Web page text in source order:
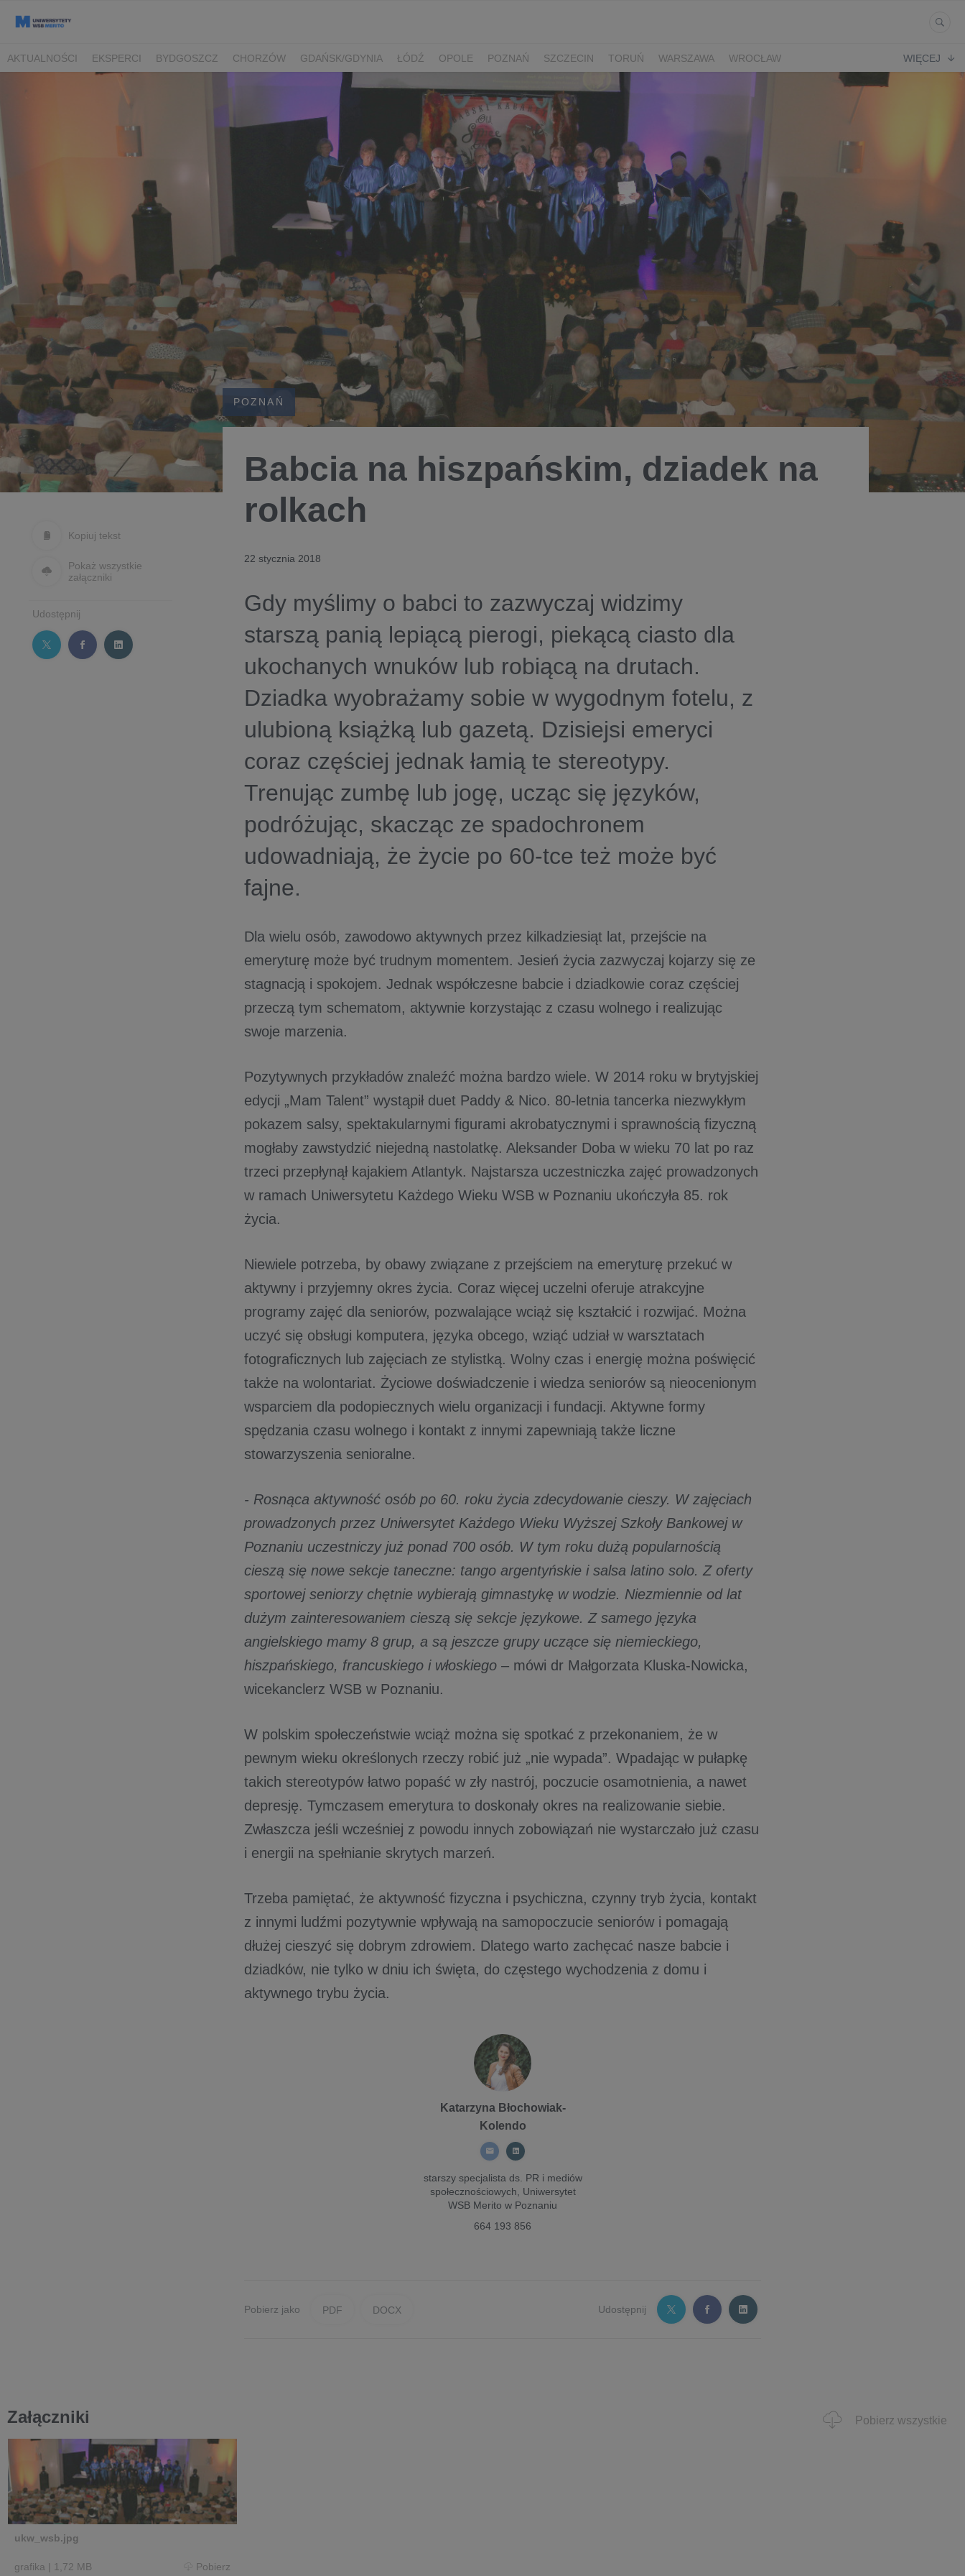
AKTUALNOŚCI EKSPERCI BYDGOSZCZ CHORZÓW GDAŃSK/GDYNIA ŁÓDŹ OPOLE POZNAŃ SZCZECIN TORUŃ WARSZAWA
WROCŁAW
WIĘCEJ
Kopiuj tekst
Pokaż wszystkie
załączniki
Udostępnij
POZNAŃ
Babcia na hiszpańskim, dziadek na
rolkach
22 stycznia 2018
Gdy myślimy o babci to zazwyczaj widzimy
starszą panią lepiącą pierogi, piekącą ciasto dla
ukochanych wnuków lub robiącą na drutach.
Dziadka wyobrażamy sobie w wygodnym fotelu, z
ulubioną książką lub gazetą. Dzisiejsi emeryci
coraz częściej jednak łamią te stereotypy.
Trenując zumbę lub jogę, ucząc się języków,
podróżując, skacząc ze spadochronem
udowadniają, że życie po 60-tce też może być
fajne.
Dla wielu osób, zawodowo aktywnych przez kilkadziesiąt lat, przejście na
emeryturę może być trudnym momentem. Jesień życia zazwyczaj kojarzy się ze
stagnacją i spokojem. Jednak współczesne babcie i dziadkowie coraz częściej
przeczą tym schematom, aktywnie korzystając z czasu wolnego i realizując
swoje marzenia.
Pozytywnych przykładów znaleźć można bardzo wiele. W 2014 roku w brytyjskiej
edycji „Mam Talent” wystąpił duet Paddy & Nico. 80-letnia tancerka niezwykłym
pokazem salsy, spektakularnymi figurami akrobatycznymi i sprawnością fizyczną
mogłaby zawstydzić niejedną nastolatkę. Aleksander Doba w wieku 70 lat po raz
trzeci przepłynął kajakiem Atlantyk. Najstarsza uczestniczka zajęć prowadzonych
w ramach Uniwersytetu Każdego Wieku WSB w Poznaniu ukończyła 85. rok
życia.
Niewiele potrzeba, by obawy związane z przejściem na emeryturę przekuć w
aktywny i przyjemny okres życia. Coraz więcej uczelni oferuje atrakcyjne
programy zajęć dla seniorów, pozwalające wciąż się kształcić i rozwijać. Można
uczyć się obsługi komputera, języka obcego, wziąć udział w warsztatach
fotograficznych lub zajęciach ze stylistką. Wolny czas i energię można poświęcić
także na wolontariat. Życiowe doświadczenie i wiedza seniorów są nieocenionym
wsparciem dla podopiecznych wielu organizacji i fundacji. Aktywne formy
spędzania czasu wolnego i kontakt z innymi zapewniają także liczne
stowarzyszenia senioralne.
- Rosnąca aktywność osób po 60. roku życia zdecydowanie cieszy. W zajęciach
prowadzonych przez Uniwersytet Każdego Wieku Wyższej Szkoły Bankowej w
Poznaniu uczestniczy już ponad 700 osób. W tym roku dużą popularnością
cieszą się nowe sekcje taneczne: tango argentyńskie i salsa latino solo. Z oferty
sportowej seniorzy chętnie wybierają gimnastykę w wodzie. Niezmiennie od lat
dużym zainteresowaniem cieszą się sekcje językowe. Z samego języka
angielskiego mamy 8 grup, a są jeszcze grupy uczące się niemieckiego,
hiszpańskiego, francuskiego i włoskiego – mówi dr Małgorzata Kluska-Nowicka,
wicekanclerz WSB w Poznaniu.
W polskim społeczeństwie wciąż można się spotkać z przekonaniem, że w
pewnym wieku określonych rzeczy robić już „nie wypada”. Wpadając w pułapkę
takich stereotypów łatwo popaść w zły nastrój, poczucie osamotnienia, a nawet
depresję. Tymczasem emerytura to doskonały okres na realizowanie siebie.
Zwłaszcza jeśli wcześniej z powodu innych zobowiązań nie wystarczało już czasu
i energii na spełnianie skrytych marzeń.
Trzeba pamiętać, że aktywność fizyczna i psychiczna, czynny tryb życia, kontakt
z innymi ludźmi pozytywnie wpływają na samopoczucie seniorów i pomagają
dłużej cieszyć się dobrym zdrowiem. Dlatego warto zachęcać nasze babcie i
dziadków, nie tylko w dniu ich święta, do częstego wychodzenia z domu i
aktywnego trybu życia.
Katarzyna Błochowiak-
Kolendo
starszy specjalista ds. PR i mediów
społecznościowych,
Uniwersytet
WSB Merito w Poznaniu
664 193 856
Pobierz jako PDF DOCX Udostępnij
Załączniki Pobierz wszystkie
ukw_wsb.jpg
grafika | 1,72 MB Pobierz